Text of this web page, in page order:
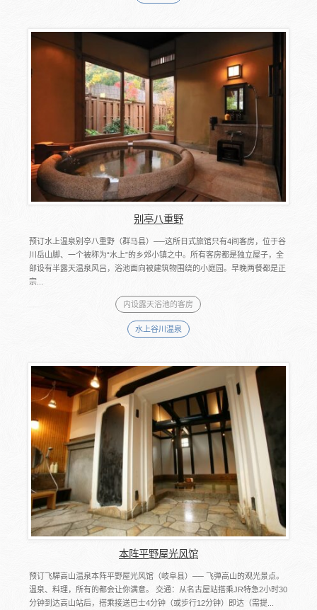
别亭八重野
预订水上温泉别亭八重野（群马县）──这所日式旅馆只有4间客房，位于谷
川岳山脚、一个被称为“水上”的乡郊小镇之中。所有客房都是独立屋子，全
部设有半露天温泉风吕，浴池面向被建筑物围绕的小庭园。早晚两餐都是正
宗...
内设露天浴池的客房
水上谷川温泉
本阵平野屋光风馆
预订飞驒高山温泉本阵平野屋光风馆（岐阜县）── 飞弹高山的观光景点。
温泉、料理，所有的都会让你满意。 交通：从名古屋站搭乘JR特急2小时30
分钟到达高山站后，搭乘接送巴士4分钟（或步行12分钟）即达（需提...